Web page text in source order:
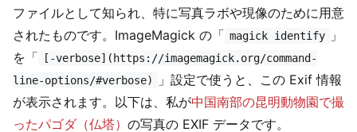
ファイルとして知られ、特に写真ラボや現像のために用意
されたものです。ImageMagick の「 magick identify
」
を「
[-verbose](https://imagemagick.org/command-
line-options/#verbose)
」設定で使うと、この Exif 情報
が表示されます。以下は、私が中国南部の昆明動物園で撮
ったパゴダ（仏塔） の写真の EXIF データです。